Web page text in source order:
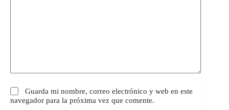
Guarda mi nombre, correo electrónico y web en este
navegador para la próxima vez que comente.